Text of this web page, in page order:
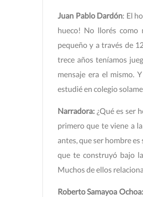
Juan Pablo Dardón: El
hueco! No llorés como
pequeño y a través de
trece años teníamos
mensaje era el mismo.
estudié en colegio
Narradora: ¿Qué es ser
primero que te viene a
antes, que ser hombre
que te construyó bajo
Muchos de ellos
Roberto Samayoa Ochoa: